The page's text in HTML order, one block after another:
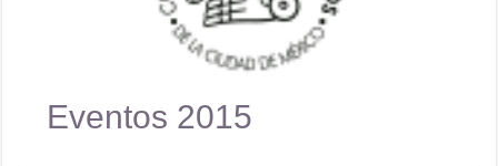
Eventos 2015